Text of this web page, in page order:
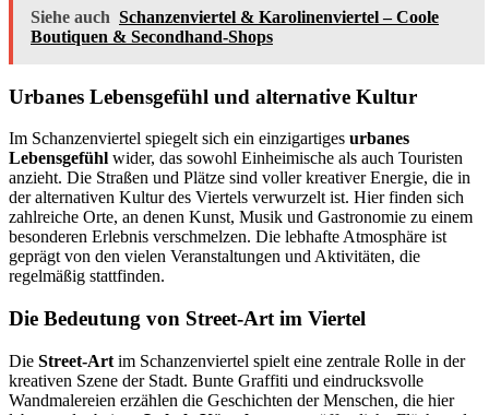
Siehe auch Schanzenviertel & Karolinenviertel – Coole
Boutiquen & Secondhand-Shops
Urbanes Lebensgefühl und alternative Kultur
Im Schanzenviertel spiegelt sich ein einzigartiges urbanes
Lebensgefühl wider, das sowohl Einheimische als auch Touristen
anzieht. Die Straßen und Plätze sind voller kreativer Energie, die in
der alternativen Kultur des Viertels verwurzelt ist. Hier finden sich
zahlreiche Orte, an denen Kunst, Musik und Gastronomie zu einem
besonderen Erlebnis verschmelzen. Die lebhafte Atmosphäre ist
geprägt von den vielen Veranstaltungen und Aktivitäten, die
regelmäßig stattfinden.
Die Bedeutung von Street-Art im Viertel
Die Street-Art im Schanzenviertel spielt eine zentrale Rolle in der
kreativen Szene der Stadt. Bunte Graffiti und eindrucksvolle
Wandmalereien erzählen die Geschichten der Menschen, die hier